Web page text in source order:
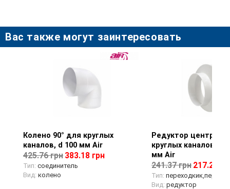
Вас также могут заинтересовать
Просмотр товара
Колено 90° для круглых
каналов, d 100 мм Air
425.76 грн 383.18 грн
Тип: соединитель
Вид: колено
Просмотр
Редуктор
круглых каналов, d
мм Air
241.37 грн 217.23
Тип:
Вид: редуктор